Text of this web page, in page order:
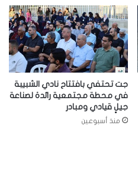
جت تحتفي بافتتاح نادي الشبيبة
في محطة مجتمعية رائدة لصناعة
جيلٍ قيادي ومبادر
منذ أسبوعين